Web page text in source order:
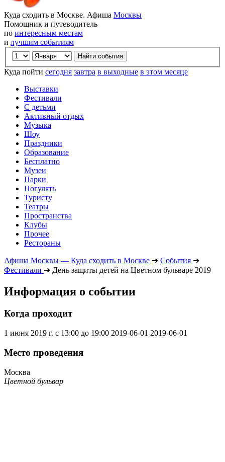
Куда сходить в Москве. Афиша Москвы
Помощник и путеводитель
по интересным местам
и лучшим событиям
Куда пойти сегодня завтра в выходные в этом месяце
Выставки
Фестивали
С детьми
Активный отдых
Музыка
Шоу
Праздники
Образование
Бесплатно
Музеи
Парки
Погулять
Туристу
Театры
Пространства
Клубы
Прочее
Рестораны
Афиша Москвы — Куда сходить в Москве ➔ События ➔
Фестивали ➔ День защиты детей на Цветном бульваре 2019
Информация о событии
Когда проходит
1 июня 2019 г. с 13:00 до 19:00 2019-06-01 2019-06-01
Место проведения
Москва
Цветной бульвар